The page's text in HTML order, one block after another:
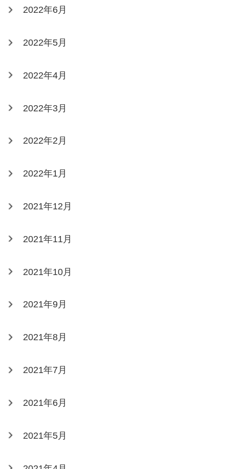
2022年6月
2022年5月
2022年4月
2022年3月
2022年2月
2022年1月
2021年12月
2021年11月
2021年10月
2021年9月
2021年8月
2021年7月
2021年6月
2021年5月